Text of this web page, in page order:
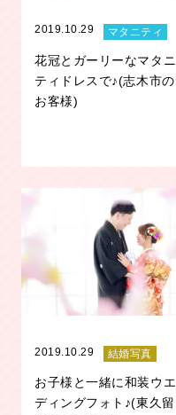
2019.10.29 マタニティ
花冠とガーリーなマタニ
ティドレスで♪(志木市の
お客様)
2019.10.29 結婚写真
お子様と一緒に和装ウエ
ディングフォト♪(東久留